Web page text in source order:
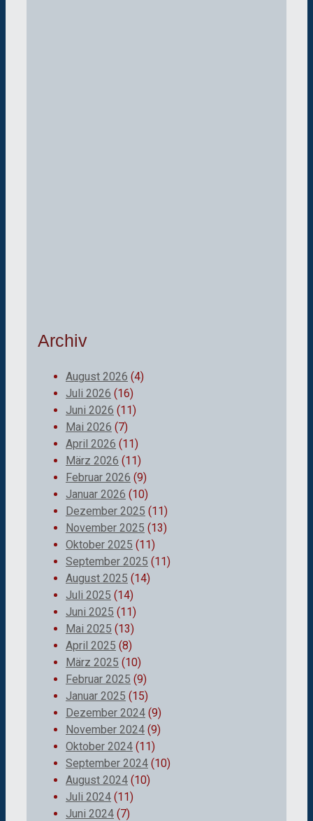
Archiv
August 2026 (4)
Juli 2026 (16)
Juni 2026 (11)
Mai 2026 (7)
April 2026 (11)
März 2026 (11)
Februar 2026 (9)
Januar 2026 (10)
Dezember 2025 (11)
November 2025 (13)
Oktober 2025 (11)
September 2025 (11)
August 2025 (14)
Juli 2025 (14)
Juni 2025 (11)
Mai 2025 (13)
April 2025 (8)
März 2025 (10)
Februar 2025 (9)
Januar 2025 (15)
Dezember 2024 (9)
November 2024 (9)
Oktober 2024 (11)
September 2024 (10)
August 2024 (10)
Juli 2024 (11)
Juni 2024 (7)